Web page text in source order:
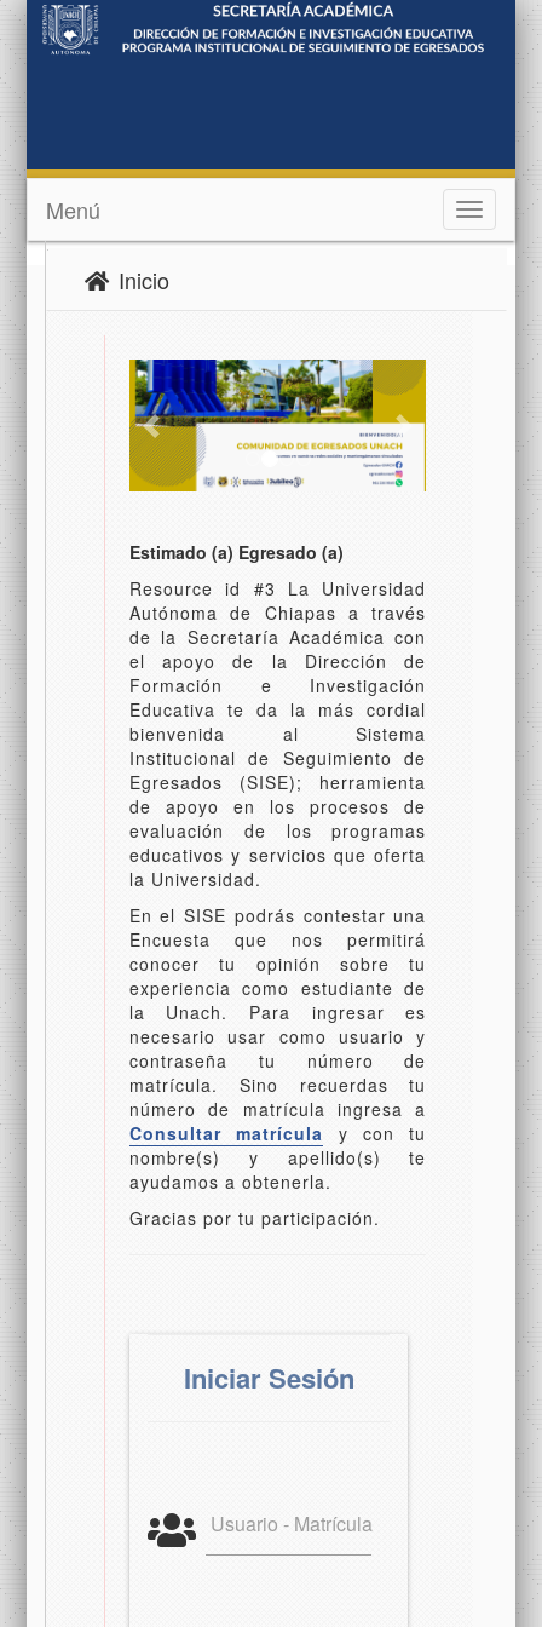
Toggle
Menú
Inicio
Previous Next
Estimado (a) Egresado (a)
Resource id #3 La Universidad
Autónoma de Chiapas a través
de la Secretaría Académica con
el apoyo de la Dirección de
Formación e Investigación
Educativa te da la más cordial
bienvenida al Sistema
Institucional de Seguimiento de
Egresados (SISE); herramienta
de apoyo en los procesos de
evaluación de los programas
educativos y servicios que oferta
la Universidad.
En el SISE podrás contestar una
Encuesta que nos permitirá
conocer tu opinión sobre tu
experiencia como estudiante de
la Unach. Para ingresar es
necesario usar como usuario y
contraseña tu número de
matrícula. Sino recuerdas tu
número de matrícula ingresa a
Consultar matrícula
y con tu
nombre(s) y apellido(s) te
ayudamos a obtenerla.
Gracias por tu participación.
Iniciar Sesión
Usuario - Matrícula